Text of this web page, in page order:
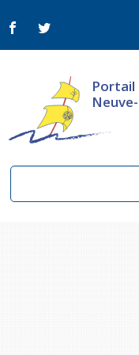
Portail
Appels d'offres
Plan de
Bulletin Le